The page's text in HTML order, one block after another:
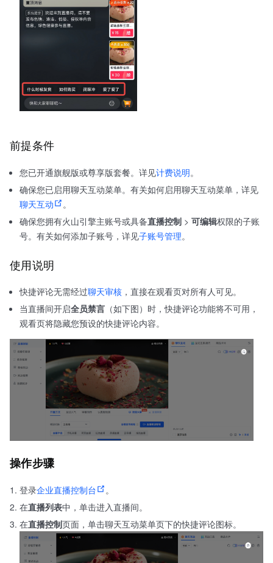
前提条件
您已开通旗舰版或尊享版套餐。详见计费说明。
确保您已启用聊天互动菜单。有关如何启用聊天互动菜单，详见
聊天互动
。
确保您拥有火山引擎主账号或具备直播控制 > 可编辑权限的子账
号。有关如何添加子账号，详见子账号管理。
使用说明
快捷评论无需经过聊天审核 ，直接在观看页对所有人可见。
当直播间开启全员禁言 （如下图）时，快捷评论功能将不可用，
观看页将隐藏您预设的快捷评论内容。
操作步骤
登录企业直播控制台
。
在直播列表中，单击进入直播间。
在直播控制页面，单击聊天互动菜单页下的快捷评论图标。